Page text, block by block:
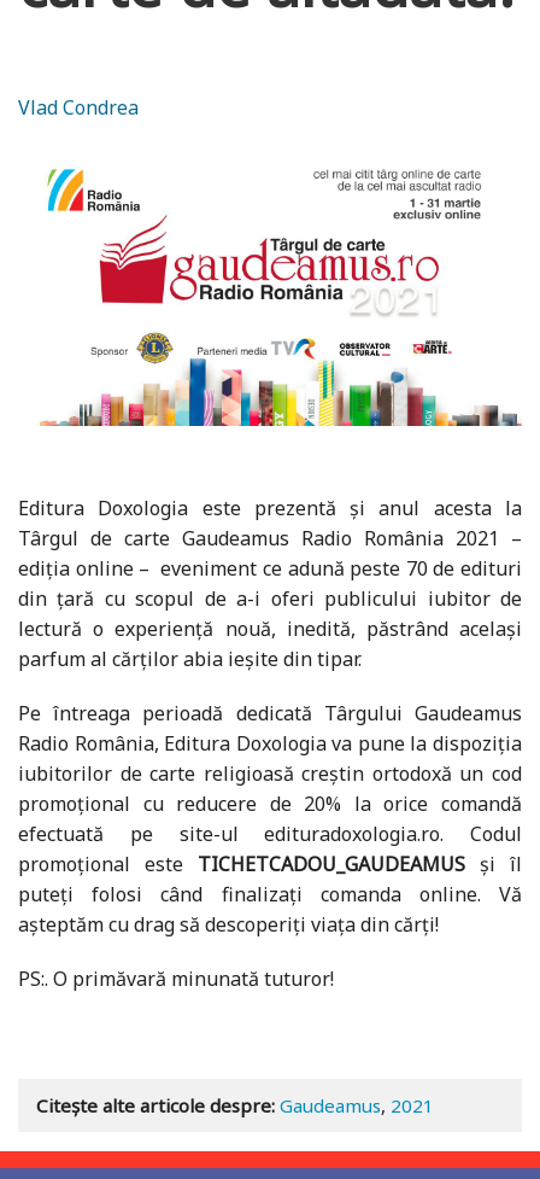
Vlad Condrea
Editura Doxologia este prezentă și anul acesta la
Târgul de carte Gaudeamus Radio România 2021 –
ediția online – eveniment ce adună peste 70 de edituri
din țară cu scopul de a-i oferi publicului iubitor de
lectură o experiență nouă, inedită, păstrând același
parfum al cărților abia ieșite din tipar.
Pe întreaga perioadă dedicată Târgului Gaudeamus
Radio România, Editura Doxologia va pune la dispoziția
iubitorilor de carte religioasă creștin ortodoxă un cod
promoțional cu reducere de 20% la orice comandă
efectuată pe site-ul edituradoxologia.ro. Codul
promoțional este TICHETCADOU_GAUDEAMUS și îl
puteți folosi când finalizați comanda online. Vă
așteptăm cu drag să descoperiți viața din cărți!
PS:. O primăvară minunată tuturor!
Citește alte articole despre: Gaudeamus, 2021